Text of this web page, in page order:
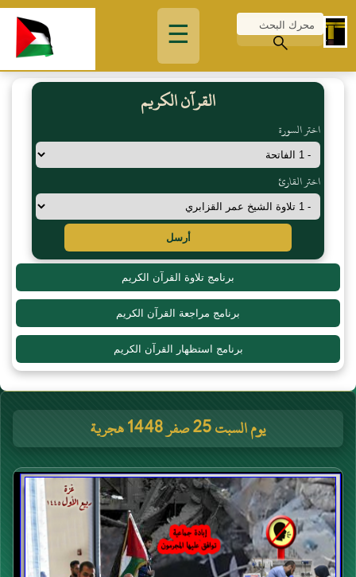
☰
القرآن الكريم
اختر السورة
اختر القارئ
أرسل
برنامج تلاوة القرآن الكريم
برنامج مراجعة القرآن الكريم
برنامج استظهار القرآن الكريم
يوم السبت 25 صفر 1448 هجرية